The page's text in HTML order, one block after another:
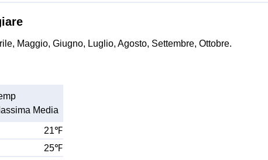
Maggio, Giugno, Luglio, Agosto, Settembre, Ottobre.
Media
21℉
25℉